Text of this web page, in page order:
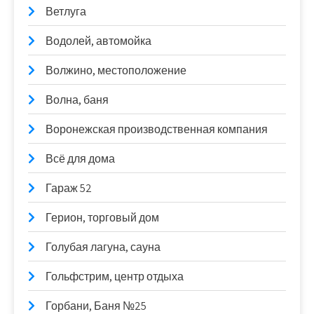
Ветлуга
Водолей, автомойка
Волжино, местоположение
Волна, баня
Воронежская производственная компания
Всё для дома
Гараж 52
Герион, торговый дом
Голубая лагуна, сауна
Гольфстрим, центр отдыха
Горбани, Баня №25